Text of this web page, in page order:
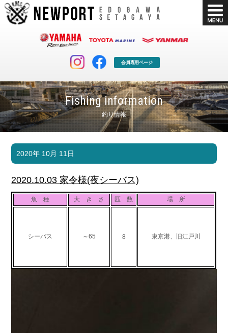
会員専用ページ
Fishing information
釣り情報
マリンクラブ
マリンライフを堪能したい！
ボート販売
ボート免許
長年の実績と信頼！
店舗情報 公式ブログ
お問い合わせ 会社概要
採用情報 リンク集
2020年 10月 11日
2020.10.03 家令様(夜シーバス)
魚 種 大 き さ 匹 数 場 所
シーバス ～65 8 東京港、旧江戸川